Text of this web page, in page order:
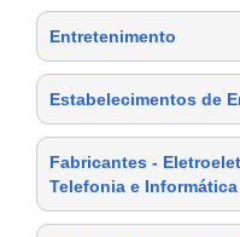
Entretenimento
Estabelecimentos de
Fabricantes -
Telefonia e Informática